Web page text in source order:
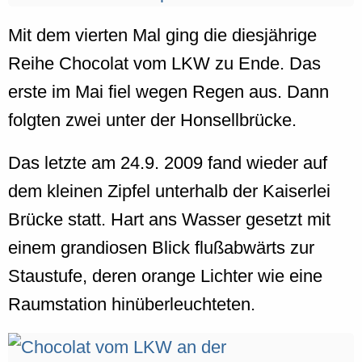
Mit dem vierten Mal ging die diesjährige
Reihe Chocolat vom LKW zu Ende. Das
erste im Mai fiel wegen Regen aus. Dann
folgten zwei unter der Honsellbrücke.
Das letzte am 24.9. 2009 fand wieder auf
dem kleinen Zipfel unterhalb der Kaiserlei
Brücke statt. Hart ans Wasser gesetzt mit
einem grandiosen Blick flußabwärts zur
Staustufe, deren orange Lichter wie eine
Raumstation hinüberleuchteten.